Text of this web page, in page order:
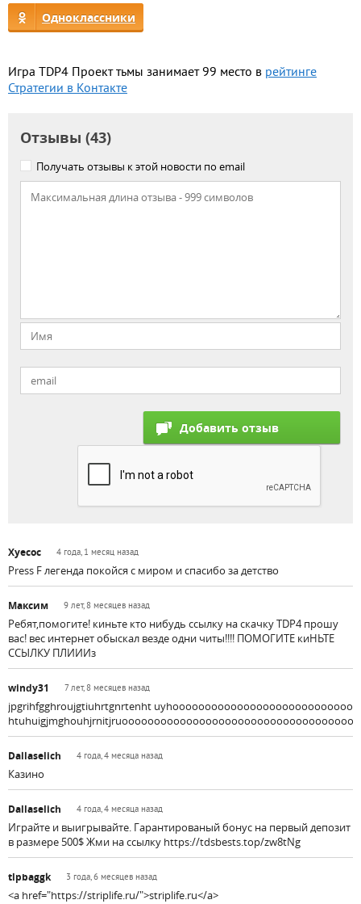
Одноклассники
Игра TDP4 Проект тьмы занимает 99 место в рейтинге
Стратегии в Контакте
Отзывы (43)
Получать отзывы к этой новости по email
Хуесос 4 года, 1 месяц назад
Press F легенда покойся с миром и спасибо за детство
Максим 9 лет, 8 месяцев назад
Ребят,помогите! киньте кто нибудь ссылку на скачку TDP4 прошу
вас! вес интернет обыскал везде одни читы!!!! ПОМОГИТЕ киНЬТЕ
ССЫЛКУ ПЛИИИз
windy31 7 лет, 8 месяцев назад
jpgrihfgghroujgtiuhrtgnrtenht
Dallaselich 4 года, 4 месяца назад
Казино
Dallaselich 4 года, 4 месяца назад
Играйте и выигрывайте. Гарантированый бонус на первый депозит
в размере 500$ Жми на ссылку https://tdsbests.top/zw8tNg
tlpbaggk 3 года, 6 месяцев назад
<a href="https://striplife.ru/">striplife.ru</a>